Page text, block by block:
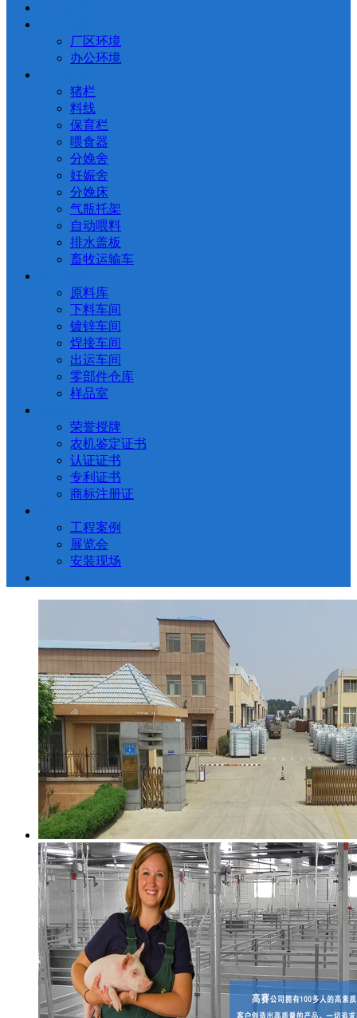
厂区环境
办公环境
猪栏
料线
保育栏
喂食器
分娩舍
妊娠舍
分娩床
气瓶托架
自动喂料
排水盖板
畜牧运输车
原料库
下料车间
镀锌车间
焊接车间
出运车间
零部件仓库
样品室
荣誉授牌
农机鉴定证书
认证证书
专利证书
商标注册证
工程案例
展览会
安装现场